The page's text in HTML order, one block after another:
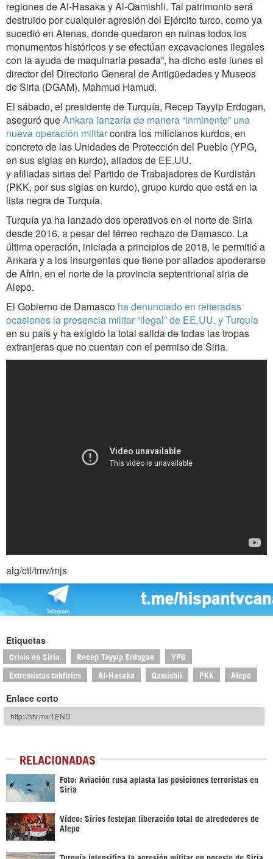
regiones de Al-Hasaka y Al-Qamishli. Tal patrimonio será
destruido por cualquier agresión del Ejército turco, como ya
sucedió en Atenas, donde quedaron en ruinas todos los
monumentos históricos y se efectúan excavaciones ilegales
con la ayuda de maquinaria pesada”, ha dicho este lunes el
director del Directorio General de Antigüedades y Museos
de Siria (DGAM), Mahmud Hamud.
El sábado, el presidente de Turquía, Recep Tayyip Erdogan,
aseguró queAnkara lanzaría de manera “inminente” una
nueva operación militarcontra los milicianos kurdos, en
concreto de las Unidades de Protección del Pueblo (YPG,
en sus siglas en kurdo), aliados de EE.UU.
y afiliadas sirias del Partido de Trabajadores de Kurdistán
(PKK, por sus siglas en kurdo), grupo kurdo que está en la
lista negra de Turquía.
Turquía ya ha lanzado dos operativos en el norte de Siria
desde 2016, a pesar del férreo rechazo de Damasco. La
última operación, iniciada a principios de 2018, le permitió a
Ankara y a los insurgentes que tiene por aliados apoderarse
de Afrin, en el norte de la provincia septentrional siria de
Alepo.
El Gobierno de Damasco ha denunciado en reiteradas
ocasiones la presencia militar “ilegal” de EE.UU. y Turquía
en su país y ha exigido la total salida de todas las tropas
extranjeras que no cuentan con el permiso de Siria.
alg/ctl/tmv/mjs
Etiquetas
Crisis en Siria Recep Tayyip Erdogan YPG
Extremistas takfiríes Al-Hasaka Qamishli PKK Alepo
Enlace corto
RELACIONADAS
Foto: Aviación rusa aplasta las posiciones terroristas en
Siria
Vídeo: Sirios festejan liberación total de alrededores de
Alepo
Turquía intensifica la agresión militar en noreste de Siria